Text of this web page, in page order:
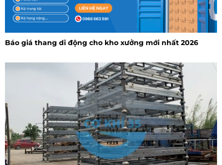
Báo giá thang di động cho kho xưởng mới nhất 2026